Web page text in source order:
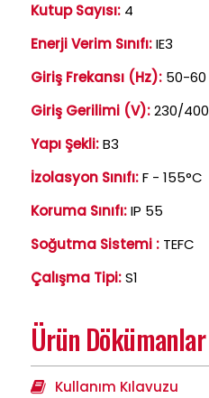
Kutup Sayısı: 4
Enerji Verim Sınıfı:IE3
Giriş Frekansı (Hz): 50-60
Giriş Gerilimi (V):230/400
Yapı Şekli:B3
İzolasyon Sınıfı:F - 155°C
Koruma Sınıfı:IP 55
Soğutma Sistemi : TEFC
Çalışma Tipi:S1
Ürün Dökümanlar
Kullanım Kılavuzu